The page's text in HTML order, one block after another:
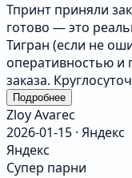
Тпринт приняли
готово — это
Тигран (если не
оперативностью
заказа.
Подробнее
Zloy Avarec
2026-01-15 · Яндекс
Яндекс
Супер парни